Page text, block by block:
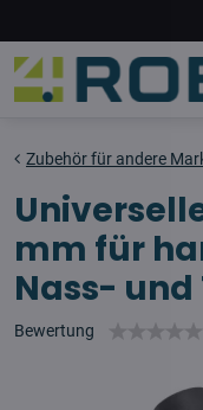
Zubehör für andere
mm für
Nass-
Bewertung